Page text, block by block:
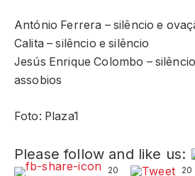
António Ferrera – silêncio e
Calita – silêncio e silêncio
Jesús Enrique Colombo –
assobios
Foto: Plaza1
Please follow and like us:
20
20